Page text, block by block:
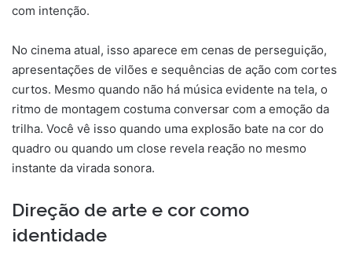
com intenção.
No cinema atual, isso aparece em cenas de perseguição,
apresentações de vilões e sequências de ação com cortes
curtos. Mesmo quando não há música evidente na tela, o
ritmo de montagem costuma conversar com a emoção da
trilha. Você vê isso quando uma explosão bate na cor do
quadro ou quando um close revela reação no mesmo
instante da virada sonora.
Direção de arte e cor como
identidade